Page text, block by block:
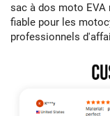
sac à dos moto EVA
fiable pour les
professionnels